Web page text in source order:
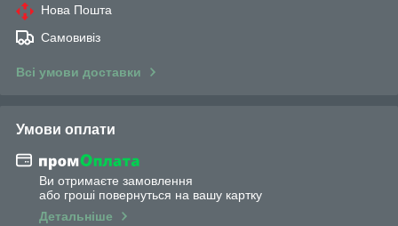
Нова Пошта
Самовивіз
Всі умови доставки
Умови оплати
Ви отримаєте замовлення
або гроші повернуться на вашу картку
Детальніше